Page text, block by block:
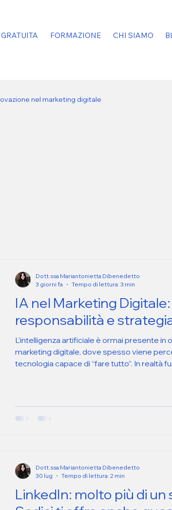
FORMAZIONE CHI SIAMO
nel marketing digitale
IA nel Marketing
responsabilità e
L’intelligenza artificiale è ormai presente in
marketing digitale, dove spesso viene
tecnologia capace di “fare tutto”. In realtà
usata a
Dott.ssa Mariantonietta Dibenedetto
3 giorni fa
Tempo di lettura: 3 min
LinkedIn: molto più di un
Dott.ssa Mariantonietta Dibenedetto
30 lug
Tempo di lettura: 2 min